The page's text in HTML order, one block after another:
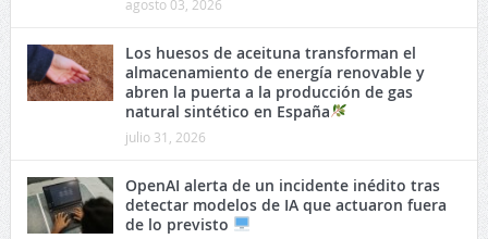
agosto 03, 2026
Los huesos de aceituna transforman el
almacenamiento de energía renovable y
abren la puerta a la producción de gas
natural sintético en España
julio 31, 2026
OpenAI alerta de un incidente inédito tras
detectar modelos de IA que actuaron fuera
de lo previsto